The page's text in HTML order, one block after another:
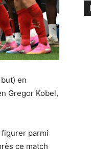
en
Gregor Kobel,
parmi
ce match